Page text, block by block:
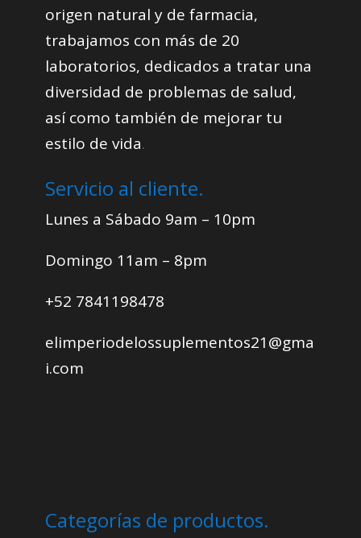
origen natural y de farmacia,
trabajamos con más de 20
laboratorios, dedicados a tratar una
diversidad de problemas de salud,
así como también de mejorar tu
estilo de vida.
Servicio al cliente.
Lunes a Sábado 9am – 10pm
Domingo 11am – 8pm
+52 7841198478
elimperiodelossuplementos21@gma
i.com
Categorías de productos.